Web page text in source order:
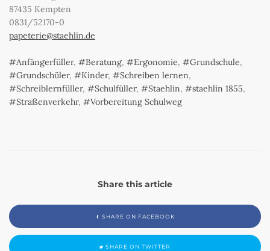
87435 Kempten
0831/52170-0
papeterie@staehlin.de
Anfängerfüller, Beratung, Ergonomie, Grundschule,
Grundschüler, Kinder, Schreiben lernen,
Schreiblernfüller, Schulfüller, Staehlin, staehlin 1855,
Straßenverkehr, Vorbereitung Schulweg
Share this article
SHARE ON FACEBOOK
SHARE ON TWITTER